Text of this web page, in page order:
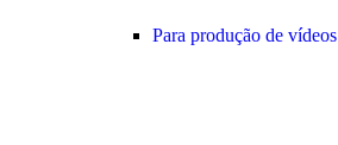
Para produção de vídeos